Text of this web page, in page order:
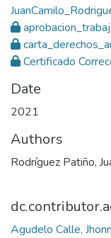
Certificado
Date
2021
Authors
Rodríguez Patiño,
Agudelo Calle,